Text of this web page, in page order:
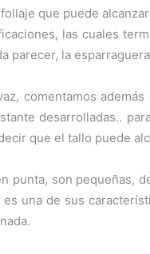
que puede
las cuales
parecer, la
comentamos
desarrolladas..
que el tallo puede
punta, son pequeñas,
una de sus